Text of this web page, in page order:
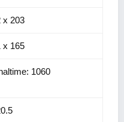
x 203
x 165
1060